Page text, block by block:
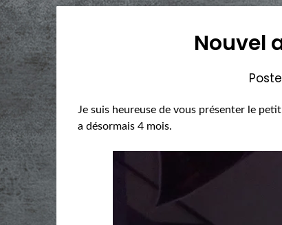
Nouvel
Je suis heureuse de vous présenter le
a désormais 4 mois.